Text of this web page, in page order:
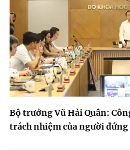
Bộ trưởng Vũ Hải Quân:
trách nhiệm của người đứng